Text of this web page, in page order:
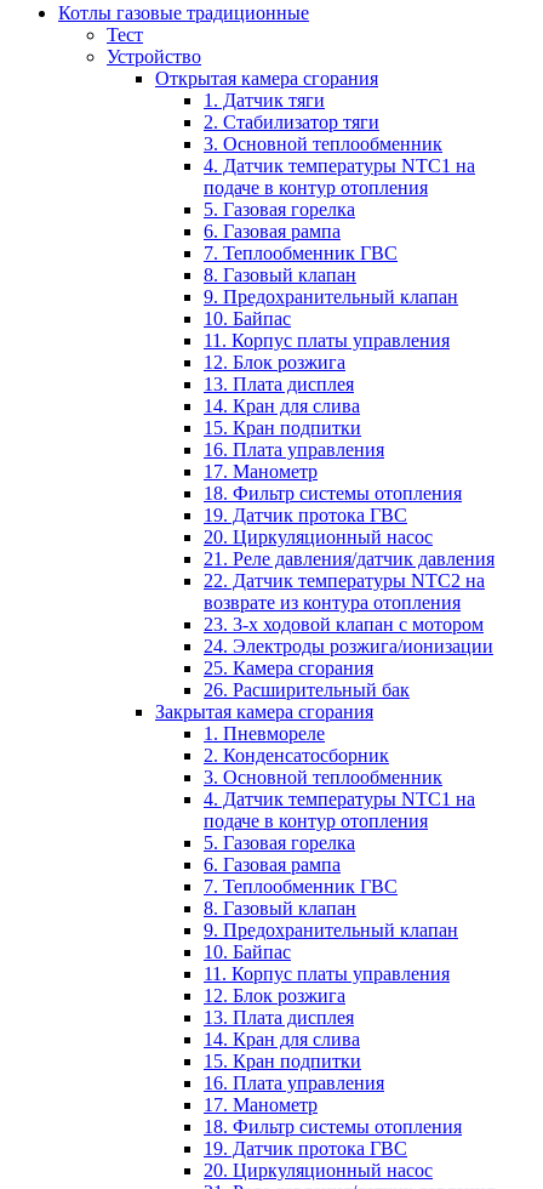
Котлы газовые традиционные
Тест
Устройство
Открытая камера сгорания
1. Датчик тяги
2. Стабилизатор тяги
3. Основной теплообменник
4. Датчик температуры NTC1 на
подаче в контур отопления
5. Газовая горелка
6. Газовая рампа
7. Теплообменник ГВС
8. Газовый клапан
9. Предохранительный клапан
10. Байпас
11. Корпус платы управления
12. Блок розжига
13. Плата дисплея
14. Кран для слива
15. Кран подпитки
16. Плата управления
17. Манометр
18. Фильтр системы отопления
19. Датчик протока ГВС
20. Циркуляционный насос
21. Реле давления/датчик давления
22. Датчик температуры NTC2 на
возврате из контура отопления
23. 3-х ходовой клапан с мотором
24. Электроды розжига/ионизации
25. Камера сгорания
26. Расширительный бак
Закрытая камера сгорания
1. Пневмореле
2. Конденсатосборник
3. Основной теплообменник
4. Датчик температуры NTC1 на
подаче в контур отопления
5. Газовая горелка
6. Газовая рампа
7. Теплообменник ГВС
8. Газовый клапан
9. Предохранительный клапан
10. Байпас
11. Корпус платы управления
12. Блок розжига
13. Плата дисплея
14. Кран для слива
15. Кран подпитки
16. Плата управления
17. Манометр
18. Фильтр системы отопления
19. Датчик протока ГВС
20. Циркуляционный насос